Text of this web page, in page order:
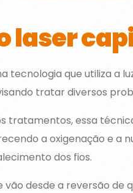
laser
tecnologia que utiliza a
tratar diversos
tratamentos, essa
a oxigenação e a
dos fios.
vão desde a reversão de